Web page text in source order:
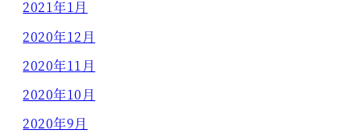
2021年1月
2020年12月
2020年11月
2020年10月
2020年9月